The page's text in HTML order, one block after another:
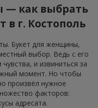
как выбрать
г. Костополь
Букет для женщины,
выбор. Ведь с его
и извиниться за
момент. Но чтобы
произвёл нужное
факторов:
адресата.